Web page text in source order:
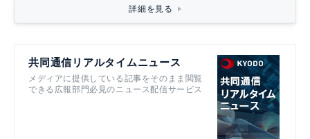
詳細を見る
共同通信リアルタイムニュース
メディアに提供している記事をそのまま閲覧
できる広報部門必見のニュース配信サービス